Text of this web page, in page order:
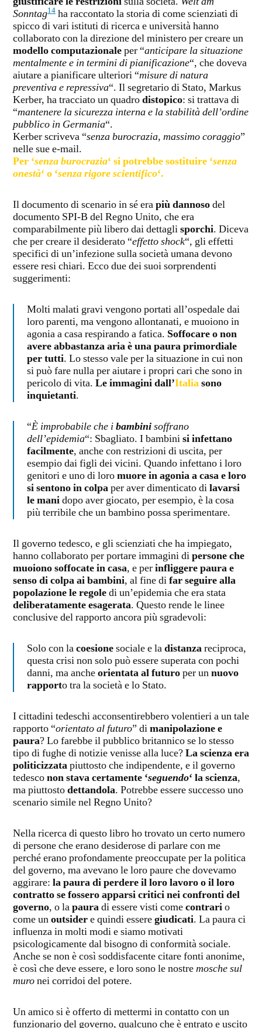
Sonntag14 ha raccontato la storia di come scienziati di
spicco di vari istituti di ricerca e università hanno
collaborato con la direzione del ministero per creare un
modello computazionaleper “anticipare la situazione
mentalmente e in termini di pianificazione“, che doveva
aiutare a pianificare ulteriori “misure di natura
preventiva e repressiva“. Il segretario di Stato, Markus
Kerber, ha tracciato un quadrodistopico: si trattava di
“mantenere la sicurezza interna e la stabilità dell’ordine
pubblico in Germania“.
Kerber scriveva “senza burocrazia, massimo coraggio”
nelle sue e-mail.
Per ‘senza burocrazia‘ si potrebbe sostituire ‘senza
onestà‘ o ‘senza rigore scientifico‘.
Il documento di scenario in sé erapiù dannosodel
documento SPI-B del Regno Unito, che era
comparabilmente più libero dai dettaglisporchi. Diceva
che per creare il desiderato “effetto shock“, gli effetti
specifici di un’infezione sulla società umana devono
essere resi chiari. Ecco due dei suoi sorprendenti
suggerimenti:
Molti malati gravi vengono portati all’ospedale dai
loro parenti, ma vengono allontanati, e muoiono in
agonia a casa respirando a fatica. Soffocare o non
avere abbastanza aria è una paura primordiale
per tutti. Lo stesso vale per la situazione in cui non
si può fare nulla per aiutare i propri cari che sono in
pericolo di vita. Le immagini dall’Italiasono
inquietanti.
“È improbabile che ibambinisoffrano
dell’epidemia“: Sbagliato. I bambinisi infettano
facilmente, anche con restrizioni di uscita, per
esempio dai figli dei vicini. Quando infettano i loro
genitori e uno di loromuore in agonia a casa e loro
si sentono in colpaper aver dimenticato dilavarsi
le manidopo aver giocato, per esempio, è la cosa
più terribile che un bambino possa sperimentare.
Il governo tedesco, e gli scienziati che ha impiegato,
hanno collaborato per portare immagini dipersone che
muoiono soffocate in casa, e perinfliggere paura e
senso di colpa ai bambini, al fine difar seguire alla
popolazione le regoledi un’epidemia che era stata
deliberatamente esagerata. Questo rende le linee
conclusive del rapporto ancora più sgradevoli:
Solo con lacoesionesociale e ladistanzareciproca,
questa crisi non solo può essere superata con pochi
danni, ma ancheorientata al futuroper unnuovo
rapporto tra la società e lo Stato.
I cittadini tedeschi acconsentirebbero volentieri a un tale
rapporto “orientato al futuro” dimanipolazione e
paura? Lo farebbe il pubblico britannico se lo stesso
tipo di fughe di notizie venisse alla luce?La scienza era
politicizzatapiuttosto che indipendente, e il governo
tedesconon stava certamente ‘seguendo‘ la scienza,
ma piuttostodettandola. Potrebbe essere successo uno
scenario simile nel Regno Unito?
Nella ricerca di questo libro ho trovato un certo numero
di persone che erano desiderose di parlare con me
perché erano profondamente preoccupate per la politica
del governo, ma avevano le loro paure che dovevamo
aggirare: la paura di perdere il loro lavoro o il loro
contratto se fossero apparsi critici nei confronti del
governo, o lapauradi essere visti comecontrario
come unoutsidere quindi esseregiudicati. La paura ci
influenza in molti modi e siamo motivati
psicologicamente dal bisogno di conformità sociale.
Anche se non è così soddisfacente citare fonti anonime,
è così che deve essere, e loro sono le nostremosche sul
muronei corridoi del potere.
Un amico si è offerto di mettermi in contatto con un
funzionario del governo, qualcuno che è entrato e uscito